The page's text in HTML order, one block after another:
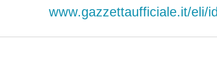
www.gazzettaufficiale.it/eli/